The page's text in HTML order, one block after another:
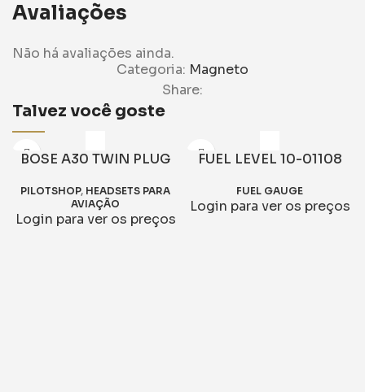
Avaliações
Não há avaliações ainda.
Categoria: Magneto
Share:
Talvez você goste
BOSE A30 TWIN PLUG
PILOTSHOP, HEADSETS PARA
AVIAÇÃO
Login para ver os preços
FUEL LEVEL 10-01108
FUEL GAUGE
Login para ver os preços